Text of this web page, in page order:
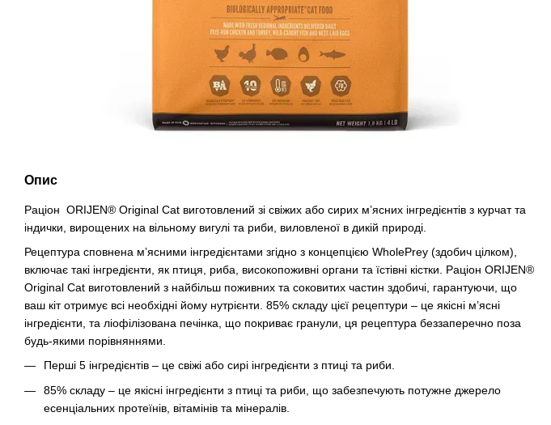
Опис
Раціон ORIJEN® Original Cat виготовлений зі свіжих або сирих м’ясних інгредієнтів з курчат та
індички, вирощених на вільному вигулі та риби, виловленої в дикій природі.
Рецептура сповнена м’ясними інгредієнтами згідно з концепцією WholePrey (здобич цілком),
включає такі інгредієнти, як птиця, риба, високопоживні органи та їстівні кістки. Раціон ORIJEN®
Original Cat виготовлений з найбільш поживних та соковитих частин здобичі, гарантуючи, що
ваш кіт отримує всі необхідні йому нутрієнти. 85% складу цієї рецептури – це якісні м’ясні
інгредієнти, та ліофілізована печінка, що покриває гранули, ця рецептура беззаперечно поза
будь-якими порівняннями.
Перші 5 інгредієнтів – це свіжі або сирі інгредієнти з птиці та риби.
85% складу – це якісні інгредієнти з птиці та риби, що забезпечують потужне джерело
есенціальних протеїнів, вітамінів та мінералів.